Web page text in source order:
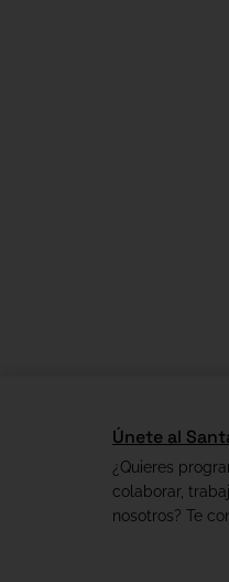
Únete al
¿Quieres
colaborar,
nosotros? Te